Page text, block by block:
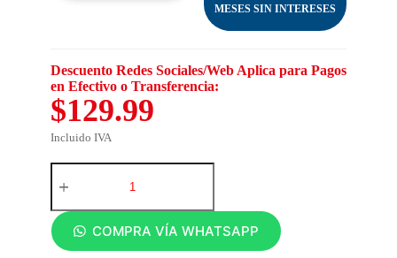
MESES SIN INTERESES
Descuento Redes Sociales/Web Aplica para Pagos
en Efectivo o Transferencia:
$129.99
Incluido IVA
COMPRA VÍA WHATSAPP